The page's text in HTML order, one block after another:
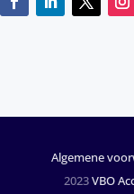
Algemene
2023VBO